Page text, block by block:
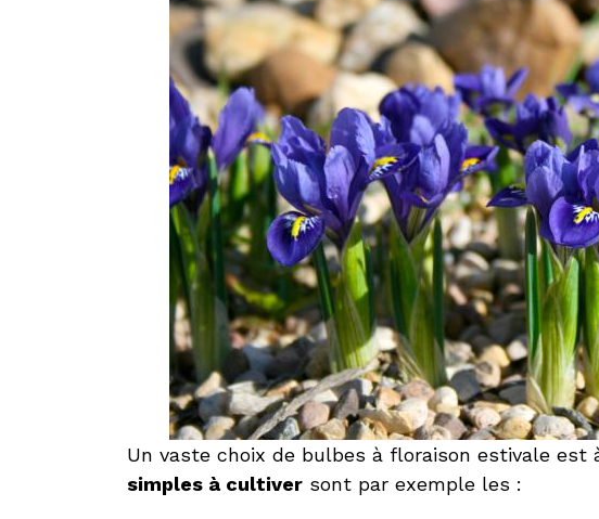
Un vaste choix de bulbes à floraison estivale est
simples à cultiver sont par exemple les :